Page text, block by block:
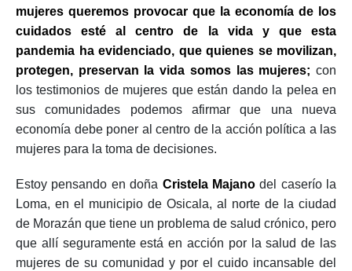
mujeres queremos provocar que la economía de los
cuidados esté al centro de la vida y que esta
pandemia ha evidenciado, que quienes se movilizan,
protegen, preservan la vida somos las mujeres; con
los testimonios de mujeres que están dando la pelea en
sus comunidades podemos afirmar que una nueva
economía debe poner al centro de la acción política a las
mujeres para la toma de decisiones.
Estoy pensando en doña Cristela Majanodel caserío la
Loma, en el municipio de Osicala, al norte de la ciudad
de Morazán que tiene un problema de salud crónico, pero
que allí seguramente está en acción por la salud de las
mujeres de su comunidad y por el cuido incansable del